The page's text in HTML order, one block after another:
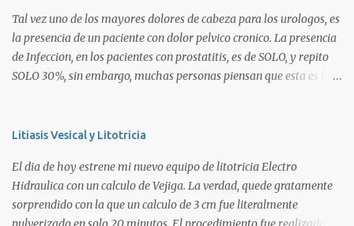
diversas, desde problemas geneticos, hormonales (pubertad
precoz), obesidad, uso de pesticidas en el embarazo de la madre, o
simplemente vanidad o MICROPENE REAL: Usualmente asociado
a un pene MUY PEQUEÑO , y esta definido como aquel pene que se
OTRA ANOMALIA (Ver Pseudo Micropene). Asi en un ...
Tal vez uno de los mayores dolores de cabeza para los urologos, es
la presencia de un paciente con dolor pelvico cronico. La presencia
de Infeccion, en los pacientes con prostatitis, es de SOLO, y repito
SOLO 30%, sin embargo, muchas personas piensan que esta es la
1 o Prostatitis Aguda Prostatitis tipo 2 o Prostatitis Infecciosa
esta relacionada a germenes que no son detectables normalmente
por examenes de rutina, como la Clamidia, Micoplasma, Virus
como el Herpes, etc) Prostatitis tipo 3b o Prostatodinea o
Litiasis Vesical y Litotricia
El dia de hoy estrene mi nuevo equipo de litotricia Electro
Hidraulica con un calculo de Vejiga. La verdad, quede gratamente
sorprendido con la que un calculo de 3 cm fue literalmente